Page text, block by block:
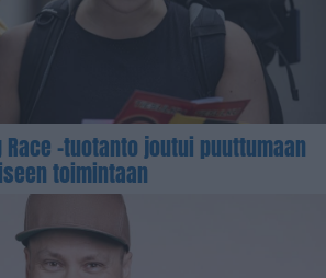
Race -tuotanto joutui puuttumaan
toimintaan